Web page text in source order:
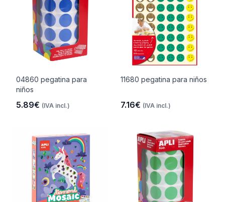
04860 pegatina para
niños
5.89€ (IVA incl.)
11680 pegatina para niños
7.16€ (IVA incl.)